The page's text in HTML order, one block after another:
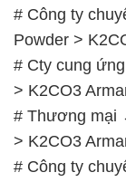
# Công ty
Powder >
# Cty cung
> K2CO3
# Thương mại
> K2CO3
# Công ty